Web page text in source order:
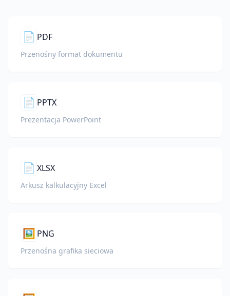
📄 PDF
Przenośny format dokumentu
📄 PPTX
Prezentacja PowerPoint
📄 XLSX
Arkusz kalkulacyjny Excel
🖼️ PNG
Przenośna grafika sieciowa